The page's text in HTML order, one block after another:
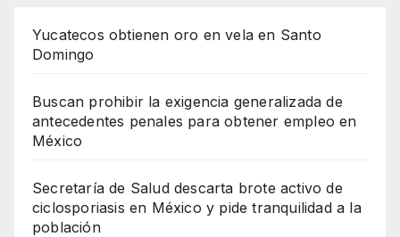
Yucatecos obtienen oro en vela en Santo
Domingo
Buscan prohibir la exigencia generalizada de
antecedentes penales para obtener empleo en
México
Secretaría de Salud descarta brote activo de
ciclosporiasis en México y pide tranquilidad a la
población